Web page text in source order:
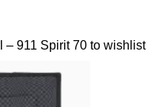
– 911 Spirit 70 to wishlist